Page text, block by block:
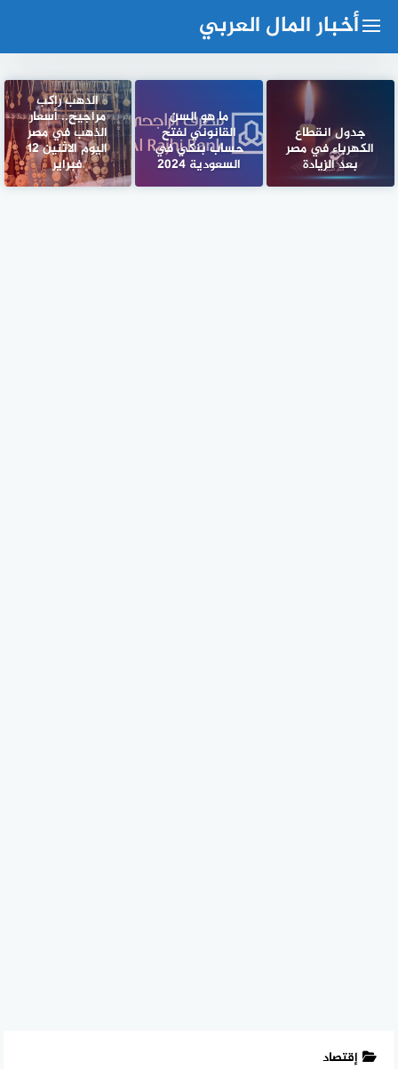
أخبار المال العربي
جدول انقطاع
الكهرباء في مصر
بعد الزيادة
ما هو السن
القانوني لفتح
حساب بنكي في
السعودية 2024
الدهب راكب
مراجيح.. أسعار
الذهب في مصر
اليوم الاثنين 12
فبراير
إقتصاد